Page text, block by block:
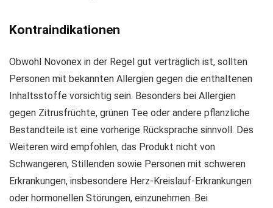
Kontraindikationen
Obwohl Novonex in der Regel gut verträglich ist, sollten
Personen mit bekannten Allergien gegen die enthaltenen
Inhaltsstoffe vorsichtig sein. Besonders bei Allergien
gegen Zitrusfrüchte, grünen Tee oder andere pflanzliche
Bestandteile ist eine vorherige Rücksprache sinnvoll. Des
Weiteren wird empfohlen, das Produkt nicht von
Schwangeren, Stillenden sowie Personen mit schweren
Erkrankungen, insbesondere Herz-Kreislauf-Erkrankungen
oder hormonellen Störungen, einzunehmen. Bei